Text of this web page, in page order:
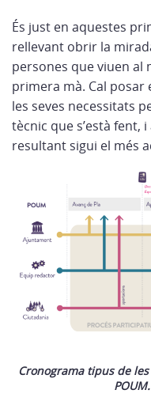
És just en aquestes
rellevant obrir la
persones que viuen al
primera mà. Cal posar
les seves necessitats
tècnic que s’està fent,
resultant sigui el més
Cronograma tipus de